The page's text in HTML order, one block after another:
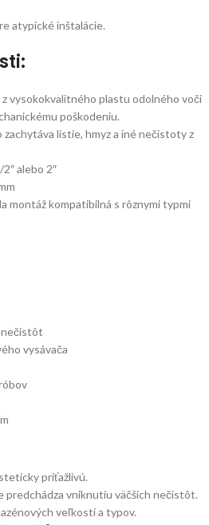
atypické inštalácie.
vysokokvalitného plastu odolného voči
poškodeniu.
zachytáva lístie, hmyz a iné nečistoty z
alebo 2″
montáž kompatibilná s rôznymi typmi
nečistôt
vysávača
príťažlivú.
predchádza vniknutiu väčších nečistôt.
veľkostí a typov.